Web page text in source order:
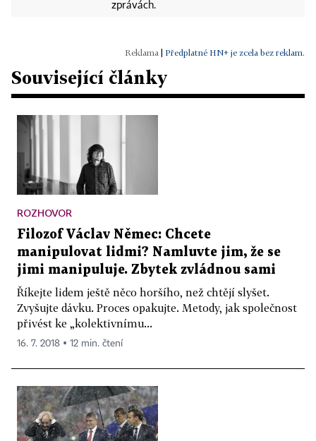
zprávách.
Předplatné HN+ je zcela bez reklam.
Související články
ROZHOVOR
Filozof Václav Němec: Chcete
manipulovat lidmi? Namluvte jim, že se
jimi manipuluje. Zbytek zvládnou sami
Říkejte lidem ještě něco horšího, než chtějí slyšet.
Zvyšujte dávku. Proces opakujte. Metody, jak společnost
přivést ke „kolektivnímu...
16. 7. 2018 ▪ 12 min. čtení